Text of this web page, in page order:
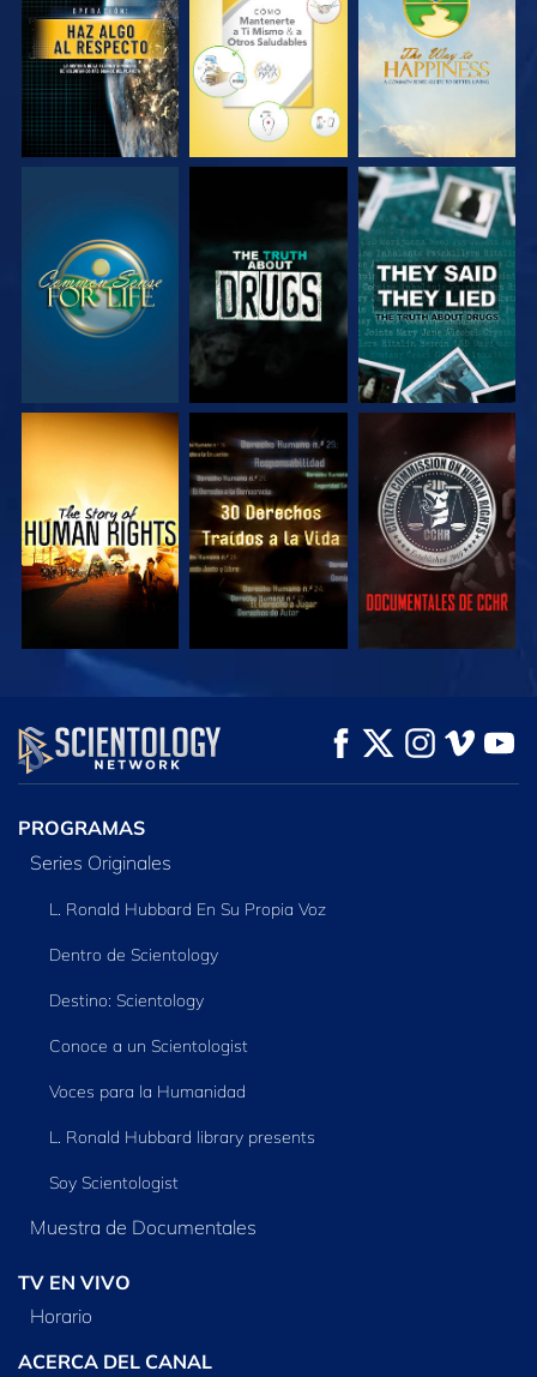
VE VE
VE VE VE
VE
EXPLORA LAS
SERIES
PROGRAMAS
Series Originales
L. Ronald Hubbard En Su Propia Voz
Dentro de Scientology
Destino: Scientology
Conoce a un Scientologist
Voces para la Humanidad
L. Ronald Hubbard library presents
Soy Scientologist
Muestra de Documentales
TV EN VIVO
Horario
ACERCA DEL CANAL